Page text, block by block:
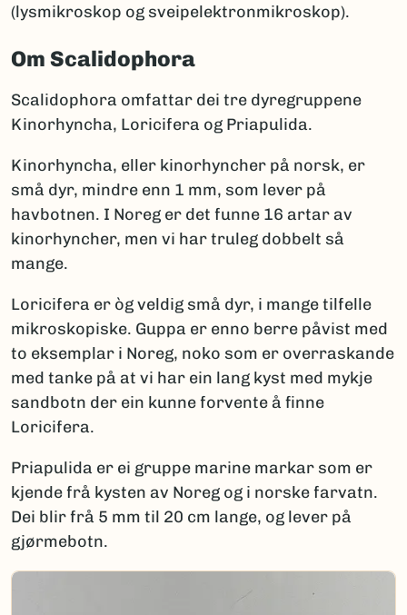
(lysmikroskop og sveipelektronmikroskop).
Om Scalidophora
Scalidophora omfattar dei tre dyregruppene
Kinorhyncha, Loricifera og Priapulida.
Kinorhyncha, eller kinorhyncher på norsk, er
små dyr, mindre enn 1 mm, som lever på
havbotnen. I Noreg er det funne 16 artar av
kinorhyncher, men vi har truleg dobbelt så
mange.
Loricifera er òg veldig små dyr, i mange tilfelle
mikroskopiske. Guppa er enno berre påvist med
to eksemplar i Noreg, noko som er overraskande
med tanke på at vi har ein lang kyst med mykje
sandbotn der ein kunne forvente å finne
Loricifera.
Priapulida er ei gruppe marine markar som er
kjende frå kysten av Noreg og i norske farvatn.
Dei blir frå 5 mm til 20 cm lange, og lever på
gjørmebotn.